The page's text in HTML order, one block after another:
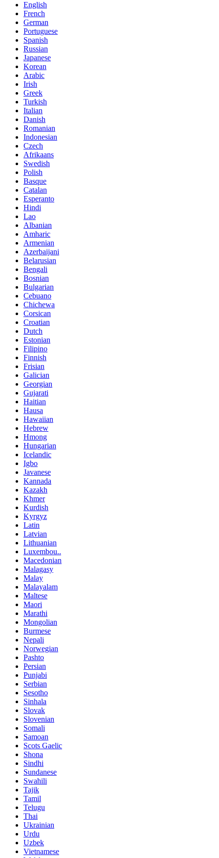
English
French
German
Portuguese
Spanish
Russian
Japanese
Korean
Arabic
Irish
Greek
Turkish
Italian
Danish
Romanian
Indonesian
Czech
Afrikaans
Swedish
Polish
Basque
Catalan
Esperanto
Hindi
Lao
Albanian
Amharic
Armenian
Azerbaijani
Belarusian
Bengali
Bosnian
Bulgarian
Cebuano
Chichewa
Corsican
Croatian
Dutch
Estonian
Filipino
Finnish
Frisian
Galician
Georgian
Gujarati
Haitian
Hausa
Hawaiian
Hebrew
Hmong
Hungarian
Icelandic
Igbo
Javanese
Kannada
Kazakh
Khmer
Kurdish
Kyrgyz
Latin
Latvian
Lithuanian
Luxembou..
Macedonian
Malagasy
Malay
Malayalam
Maltese
Maori
Marathi
Mongolian
Burmese
Nepali
Norwegian
Pashto
Persian
Punjabi
Serbian
Sesotho
Sinhala
Slovak
Slovenian
Somali
Samoan
Scots Gaelic
Shona
Sindhi
Sundanese
Swahili
Tajik
Tamil
Telugu
Thai
Ukrainian
Urdu
Uzbek
Vietnamese